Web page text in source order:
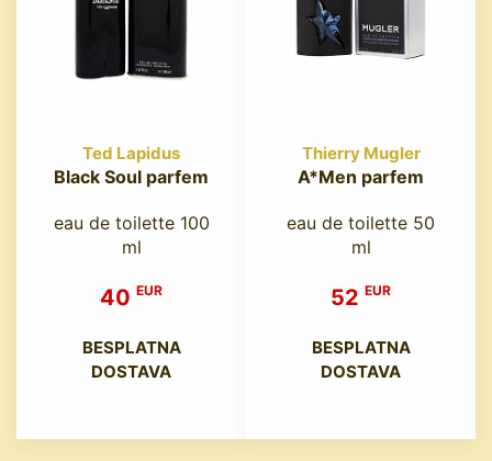
Ted Lapidus
Black Soul parfem
eau de toilette 100
ml
40 EUR
BESPLATNA
DOSTAVA
Thierry Mugler
A*Men parfem
eau de toilette 50
ml
52 EUR
BESPLATNA
DOSTAVA